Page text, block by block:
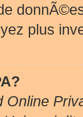
plus
Online